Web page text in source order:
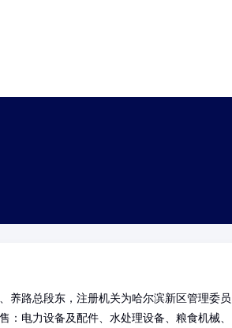
养路总段东，注册机关为哈尔滨新区管理委员
电力设备及配件、水处理设备、粮食机械、